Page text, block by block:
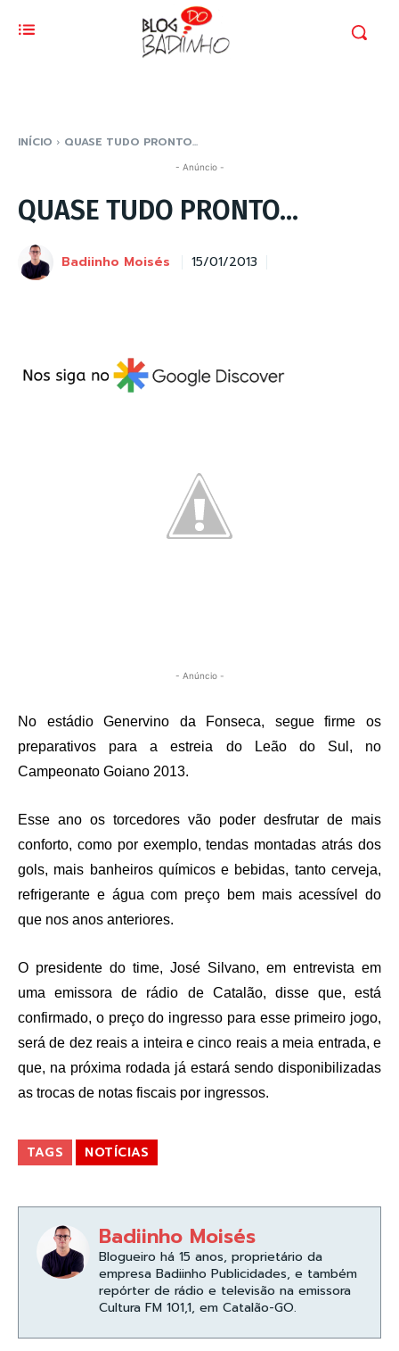
INÍCIO QUASE TUDO PRONTO...
- Anúncio -
QUASE TUDO PRONTO…
Badiinho Moisés 15/01/2013
- Anúncio -
No estádio Genervino da Fonseca, segue firme os
preparativos para a estreia do Leão do Sul, no
Campeonato Goiano 2013.
Esse ano os torcedores vão poder desfrutar de mais
conforto, como por exemplo, tendas montadas atrás dos
gols, mais banheiros químicos e bebidas, tanto cerveja,
refrigerante e água com preço bem mais acessível do
que nos anos anteriores.
O presidente do time, José Silvano, em entrevista em
uma emissora de rádio de Catalão, disse que, está
confirmado, o preço do ingresso para esse primeiro jogo,
será de dez reais a inteira e cinco reais a meia entrada, e
que, na próxima rodada já estará sendo disponibilizadas
as trocas de notas fiscais por ingressos.
TAGS NOTÍCIAS
Badiinho Moisés
Blogueiro há 15 anos, proprietário da
empresa Badiinho Publicidades, e também
repórter de rádio e televisão na emissora
Cultura FM 101,1, em Catalão-GO.